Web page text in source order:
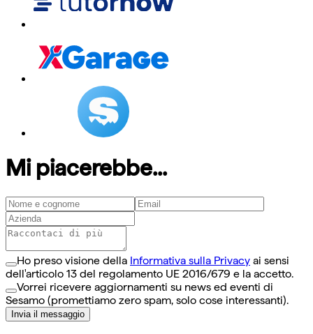
Mi piacerebbe...
Ho preso visione della Informativa sulla Privacy ai sensi
dell'articolo 13 del regolamento UE 2016/679 e la accetto.
Vorrei ricevere aggiornamenti su news ed eventi di
Sesamo (promettiamo zero spam, solo cose interessanti).
Invia il messaggio